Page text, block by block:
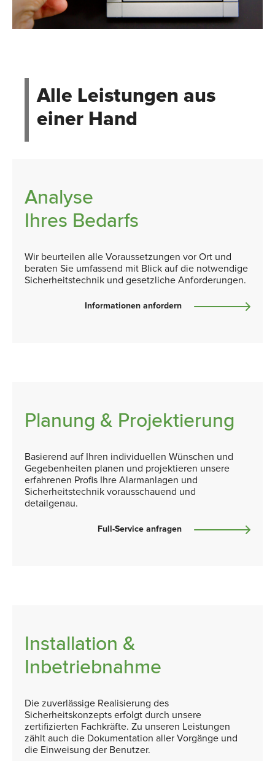
Alle Leistungen aus
einer Hand
Analyse
Ihres Bedarfs
Wir beurteilen alle Voraussetzungen vor Ort und
beraten Sie umfassend mit Blick auf die notwendige
Sicherheitstechnik und gesetzliche Anforderungen.
Informationen anfordern
Planung & Projektierung
Basierend auf Ihren individuellen Wünschen und
Gegebenheiten planen und projektieren unsere
erfahrenen Profis Ihre Alarmanlagen und
Sicherheitstechnik vorausschauend und
detailgenau.
Full-Service anfragen
Installation &
Inbetriebnahme
Die zuverlässige Realisierung des
Sicherheitskonzepts erfolgt durch unsere
zertifizierten Fachkräfte. Zu unseren Leistungen
zählt auch die Dokumentation aller Vorgänge und
die Einweisung der Benutzer.